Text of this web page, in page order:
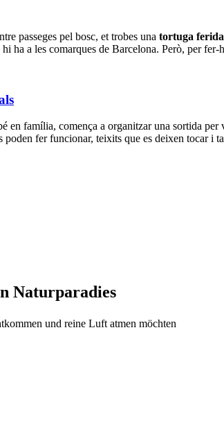
passeges pel bosc, et trobes una tortuga ferida
hi ha a les comarques de Barcelona. Però, per
en família, comença a organitzar una sortida per
poden fer funcionar, teixits que es deixen tocar i
Naturparadies
und reine Luft atmen möchten